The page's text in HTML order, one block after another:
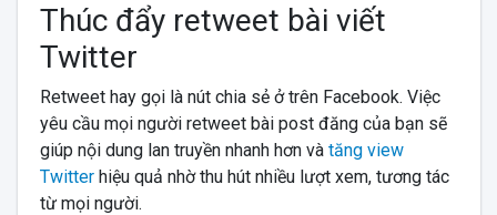
Thúc đẩy retweet bài viết
Twitter
Retweet hay gọi là nút chia sẻ ở trên Facebook. Việc
yêu cầu mọi người retweet bài post đăng của bạn sẽ
giúp nội dung lan truyền nhanh hơn và tăng view
Twitterhiệu quả nhờ thu hút nhiều lượt xem, tương tác
từ mọi người.